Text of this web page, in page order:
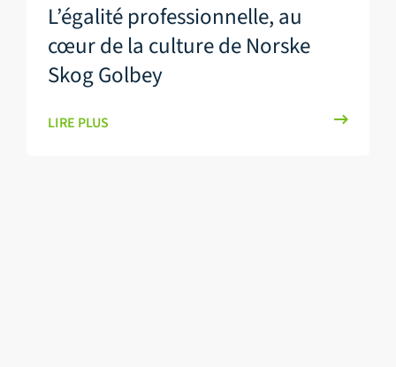
L’égalité professionnelle, au
cœur de la culture de Norske
Skog Golbey
LIRE PLUS